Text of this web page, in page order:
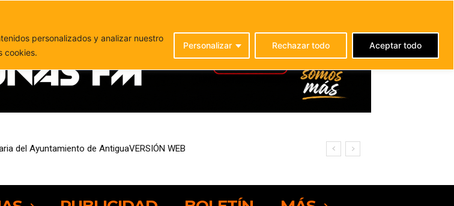
personalizados y analizar nuestro
cookies.
Personalizar Rechazar todo Aceptar todo
del Ayuntamiento de AntiguaVERSIÓN WEB
campeones mundiales de FreeFly-Slalom en Fuerteventura